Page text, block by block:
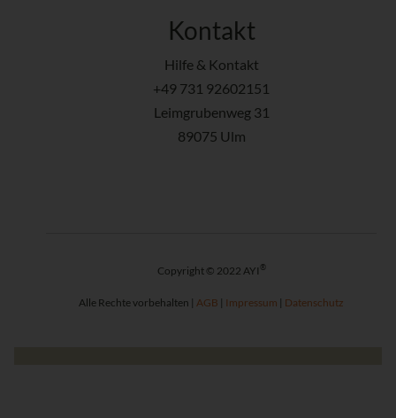
Kontakt
Hilfe & Kontakt
+49 731 92602151
Leimgrubenweg 31
89075 Ulm
Copyright © 2022 AYI ®
Alle Rechte vorbehalten | AGB | Impressum | Datenschutz